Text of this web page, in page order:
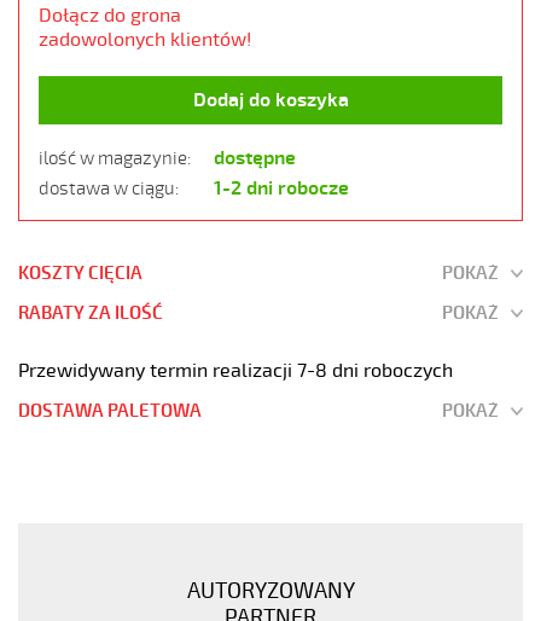
Dołącz do grona
zadowolonych klientów!
Dodaj do koszyka
ilość w magazynie: dostępne
dostawa w ciągu: 1-2 dni robocze
KOSZTY CIĘCIA
POKAŻ
RABATY ZA ILOŚĆ
POKAŻ
Przewidywany termin realizacji 7-8 dni roboczych
DOSTAWA PALETOWA POKAŻ
AUTORYZOWANY